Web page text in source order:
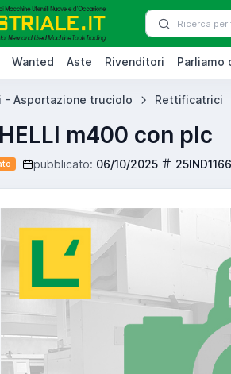
Wanted Aste Rivenditori Parliamo
- Asportazione truciolo Rettificatrici
m400 con plc
pubblicato: 06/10/2025 25IND1166